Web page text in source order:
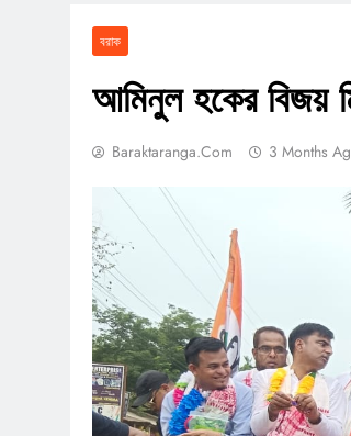
বরাক
আমিনুল হকের বিজয়
Baraktaranga.com 3 Months